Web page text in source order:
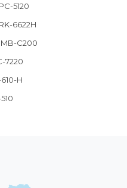
5120
6622H
C200
7220
H